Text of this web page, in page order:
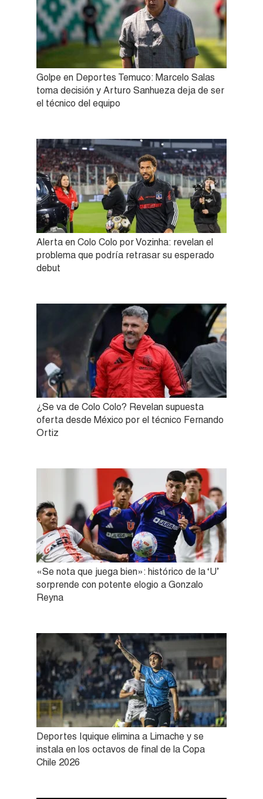
Golpe en Deportes Temuco: Marcelo Salas
toma decisión y Arturo Sanhueza deja de ser
el técnico del equipo
Alerta en Colo Colo por Vozinha: revelan el
problema que podría retrasar su esperado
debut
¿Se va de Colo Colo? Revelan supuesta
oferta desde México por el técnico Fernando
Ortiz
«Se nota que juega bien»: histórico de la ‘U’
sorprende con potente elogio a Gonzalo
Reyna
Deportes Iquique elimina a Limache y se
instala en los octavos de final de la Copa
Chile 2026